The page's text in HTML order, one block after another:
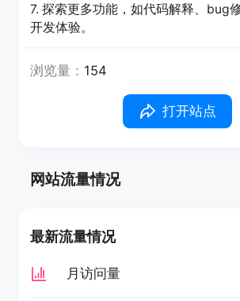
7. 探索更多功能，如代码解释、bug
开发体验。
浏览量： 154
打开站点
网站流量情况
最新流量情况
月访问量